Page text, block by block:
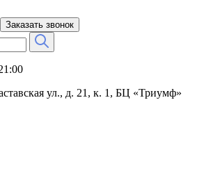
Заказать звонок
ул., д. 21, к. 1, БЦ «Триумф»